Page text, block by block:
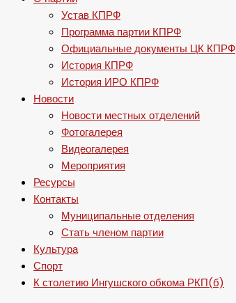
Устав КПРФ
Программа партии КПРФ
Официальные документы ЦК КПРФ
История КПРФ
История ИРО КПРФ
Новости
Новости местных отделений
Фотогалерея
Видеогалерея
Мероприятия
Ресурсы
Контакты
Муниципальные отделения
Стать членом партии
Культура
Спорт
К столетию Ингушского обкома РКП(б)